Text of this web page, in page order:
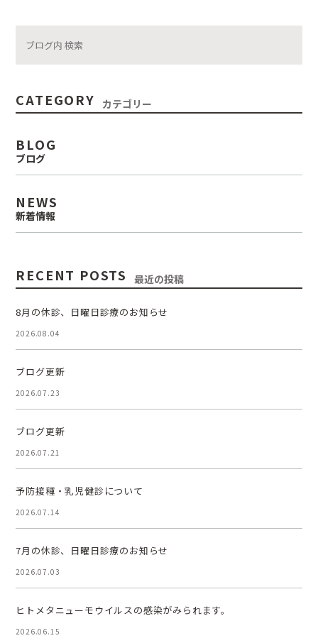
CATEGORY カテゴリー
BLOG
ブログ
NEWS
新着情報
RECENT POSTS 最近の投稿
8月の休診、日曜日診療のお知らせ
2026.08.04
ブログ更新
2026.07.23
ブログ更新
2026.07.21
予防接種・乳児健診について
2026.07.14
7月の休診、日曜日診療のお知らせ
2026.07.03
ヒトメタニューモウイルスの感染がみられます。
2026.06.15